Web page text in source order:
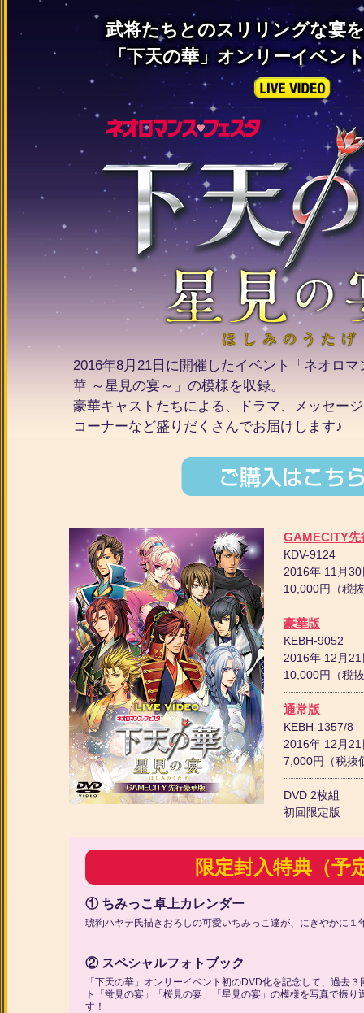
武将たちとのスリリングな宴
「下天の華」オンリーイベン
2016年8月21日に開催したイベント「ネオロ
華 ～星見の宴～」の模様を収録。
豪華キャストたちによる、ドラマ、メッセー
コーナーなど盛りだくさんでお届けします♪
GAMECITY先
KDV-9124
2016年 11月30
10,000円（税
豪華版
KEBH-9052
2016年 12月21
10,000円（税
通常版
KEBH-1357/8
2016年 12月21
7,000円（税抜
DVD 2枚組
初回限定版
限定封入特典（予
① ちみっこ卓上カレンダー
琥狗ハヤテ氏描きおろしの可愛いちみっこ達が、にぎやかに１
② スペシャルフォトブック
「下天の華」オンリーイベント初のDVD化を記念して、過去
ト「蛍見の宴」「桜見の宴」「星見の宴」の模様を写真で振
す！